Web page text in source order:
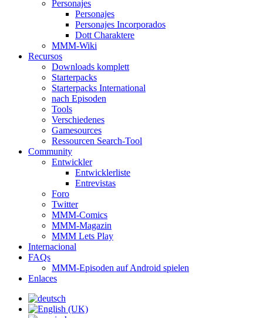
Personajes
Personajes
Personajes Incorporados
Dott Charaktere
MMM-Wiki
Recursos
Downloads komplett
Starterpacks
Starterpacks International
nach Episoden
Tools
Verschiedenes
Gamesources
Ressourcen Search-Tool
Community
Entwickler
Entwicklerliste
Entrevistas
Foro
Twitter
MMM-Comics
MMM-Magazin
MMM Lets Play
Internacional
FAQs
MMM-Episoden auf Android spielen
Enlaces